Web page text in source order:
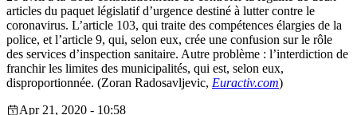
articles du paquet législatif d’urgence destiné à lutter contre le
coronavirus. L’article 103, qui traite des compétences élargies de la
police, et l’article 9, qui, selon eux, crée une confusion sur le rôle
des services d’inspection sanitaire. Autre problème : l’interdiction de
franchir les limites des municipalités, qui est, selon eux,
disproportionnée. (Zoran Radosavljevic, Euractiv.com)
Apr 21, 2020 - 10:58